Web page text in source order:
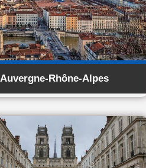
Auvergne-Rhône-Alpes